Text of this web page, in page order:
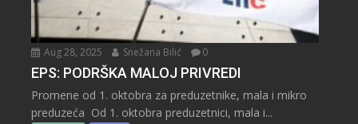
Aug 28, 2025 Snežana Bilić 0
EPS: PODRŠKA MALOJ PRIVREDI
Promene od 1. oktobra za preduzetnike, mala i mikro
preduzeća Od 1. oktobra preduzetnici, mala i...